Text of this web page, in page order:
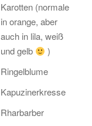
Karotten (normale
in orange, aber
auch in lila, weiß
und gelb
)
Ringelblume
Kapuzinerkresse
Rharbarber